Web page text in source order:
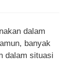
dalam
banyak
dalam situasi